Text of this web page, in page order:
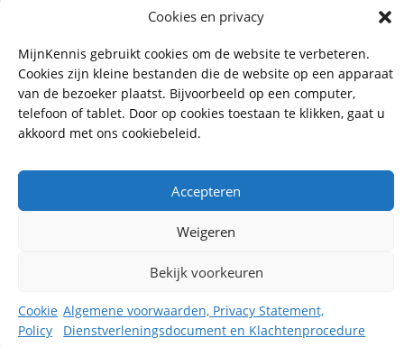
Cookies en privacy
MijnKennis gebruikt cookies om de website te verbeteren.
Cookies zijn kleine bestanden die de website op een apparaat
van de bezoeker plaatst. Bijvoorbeeld op een computer,
telefoon of tablet. Door op cookies toestaan te klikken, gaat u
akkoord met ons cookiebeleid.
Accepteren
Weigeren
Bekijk voorkeuren
Cookie
Policy
Algemene voorwaarden, Privacy Statement,
Dienstverleningsdocument en Klachtenprocedure
Wij hebben vestigingen in:
085 - 485 4111
info@mijnkennis.nl
Volg ons
Algemene Voorwaarden, Privacy
Statement, Dienstverleningsdocument en
Klachtenprocedure